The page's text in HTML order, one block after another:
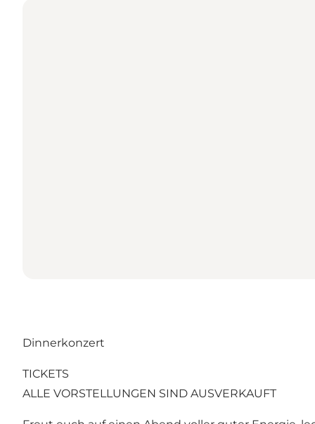
Dinnerkonzert
TICKETS
ALLE VORSTELLUNGEN SIND AUSVERKAUFT